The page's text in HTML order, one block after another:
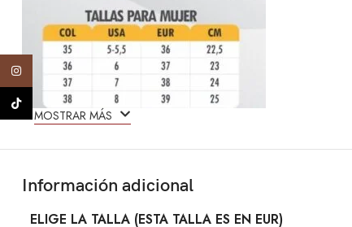
MOSTRAR MÁS
Información adicional
ELIGE LA TALLA (ESTA TALLA ES EN EUR)
Instagram
TikTok